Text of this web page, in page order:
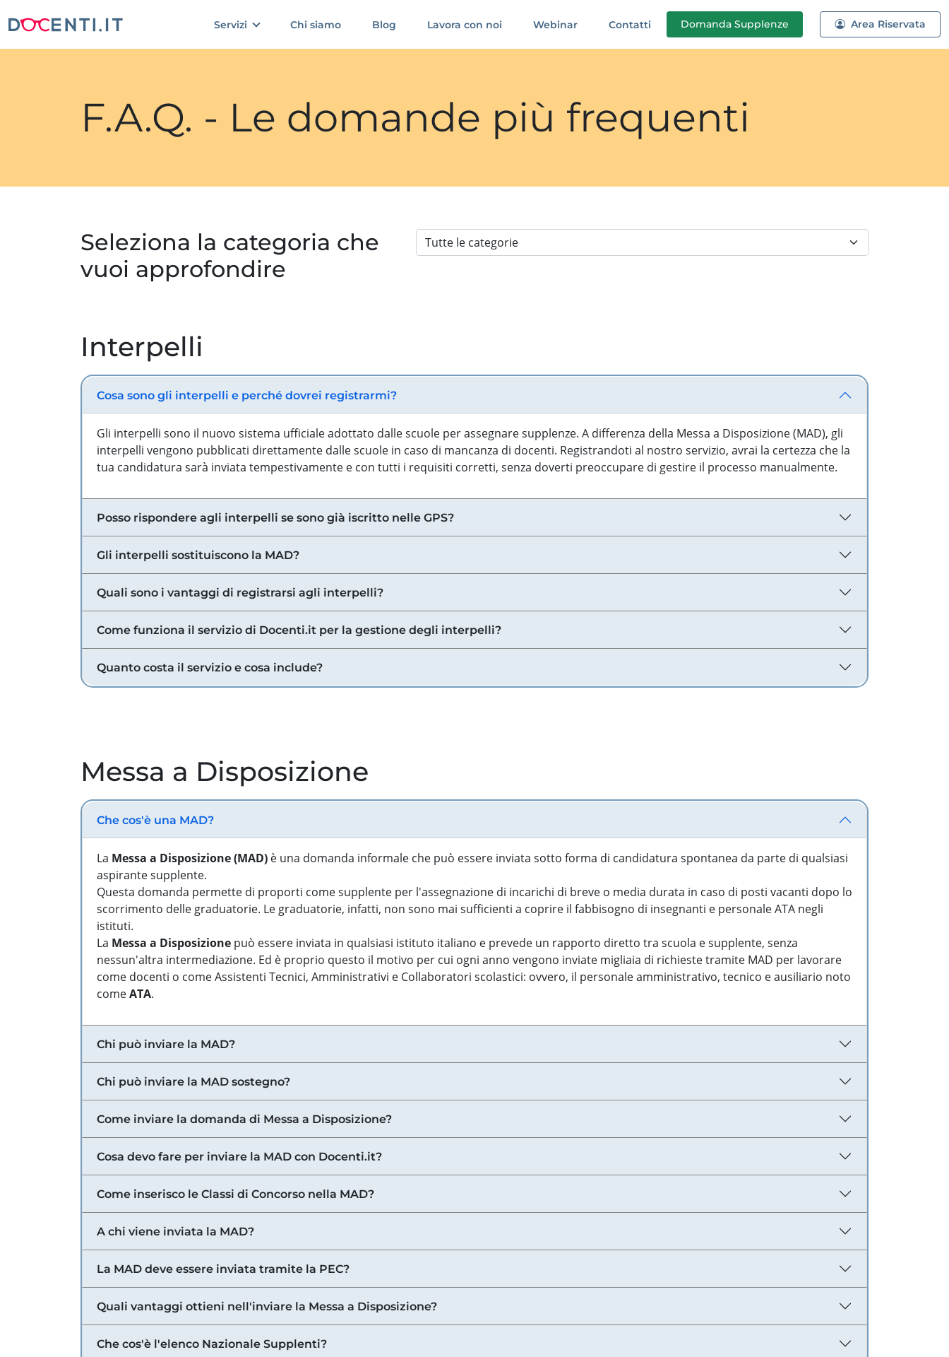
Servizi Chi siamo Blog Lavora con noi Webinar Contatti Domanda Supplenze Area Riservata
F.A.Q. - Le domande più frequenti
Seleziona la categoria che
vuoi approfondire
Interpelli
Cosa sono gli interpelli e perché dovrei registrarmi?
Gli interpelli sono il nuovo sistema ufficiale adottato dalle scuole per assegnare supplenze. A differenza della Messa a Disposizione (MAD), gli
interpelli vengono pubblicati direttamente dalle scuole in caso di mancanza di docenti. Registrandoti al nostro servizio, avrai la certezza che la
tua candidatura sarà inviata tempestivamente e con tutti i requisiti corretti, senza doverti preoccupare di gestire il processo manualmente.
Posso rispondere agli interpelli se sono già iscritto nelle GPS?
Gli interpelli sostituiscono la MAD?
Quali sono i vantaggi di registrarsi agli interpelli?
Come funziona il servizio di Docenti.it per la gestione degli interpelli?
Quanto costa il servizio e cosa include?
Messa a Disposizione
Che cos'è una MAD?
La Messa a Disposizione (MAD) è una domanda informale che può essere inviata sotto forma di candidatura spontanea da parte di qualsiasi
aspirante supplente.
Questa domanda permette di proporti come supplente per l'assegnazione di incarichi di breve o media durata in caso di posti vacanti dopo lo
scorrimento delle graduatorie. Le graduatorie, infatti, non sono mai sufficienti a coprire il fabbisogno di insegnanti e personale ATA negli
istituti.
La Messa a Disposizione può essere inviata in qualsiasi istituto italiano e prevede un rapporto diretto tra scuola e supplente, senza
nessun'altra intermediazione. Ed è proprio questo il motivo per cui ogni anno vengono inviate migliaia di richieste tramite MAD per lavorare
come docenti o come Assistenti Tecnici, Amministrativi e Collaboratori scolastici: ovvero, il personale amministrativo, tecnico e ausiliario noto
comeATA.
Chi può inviare la MAD?
Chi può inviare la MAD sostegno?
Come inviare la domanda di Messa a Disposizione?
Cosa devo fare per inviare la MAD con Docenti.it?
Come inserisco le Classi di Concorso nella MAD?
A chi viene inviata la MAD?
La MAD deve essere inviata tramite la PEC?
Quali vantaggi ottieni nell'inviare la Messa a Disposizione?
Che cos'è l'elenco Nazionale Supplenti?